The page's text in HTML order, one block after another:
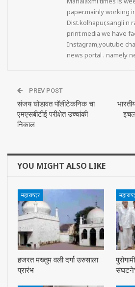
paper.mainly working
Dist.kolhapur,sangli n
print media we have
Instagram,youtube
news portal . namely
PREV POST
संजय घोडावत पॉलीटेकनिक चा
एमएसबीटीई परीक्षेत उच्चांकी
निकाल
YOU MIGHT ALSO LIKE
महाराष्ट्र
हजरत मख्तुम वली दर्गा उरुसाला
प्रारंभ